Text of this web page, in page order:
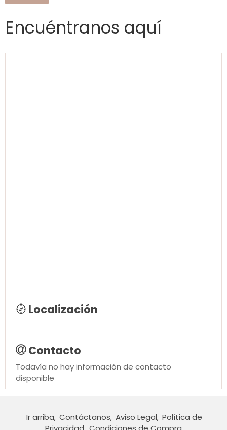
Encuéntranos aquí
Localización
Contacto
Todavía no hay información de contacto
disponible
Ir arriba Contáctanos Aviso Legal Política de